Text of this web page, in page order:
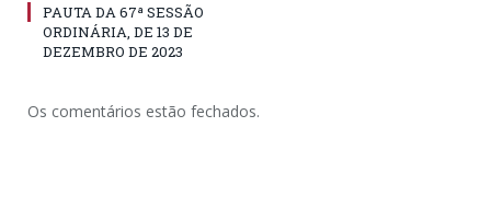
PAUTA DA 67ª SESSÃO
ORDINÁRIA, DE 13 DE
DEZEMBRO DE 2023
Os comentários estão fechados.